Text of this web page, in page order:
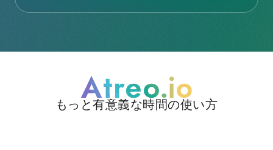
Atreo
もっと有意義な時間の使い方